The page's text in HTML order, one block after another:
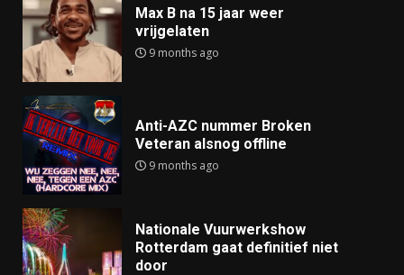
Max B na 15 jaar weer
vrijgelaten
9 months ago
Anti-AZC nummer Broken
Veteran alsnog offline
9 months ago
Nationale Vuurwerkshow
Rotterdam gaat definitief niet
door